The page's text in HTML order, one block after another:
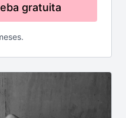
gratuita